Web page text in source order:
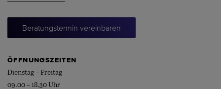
Beratungstermin vereinbaren
ÖFFNUNGSZEITEN
Dienstag – Freitag
09.00 – 18.30 Uhr